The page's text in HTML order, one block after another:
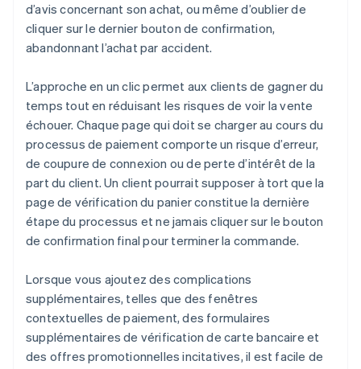
d’avis concernant son achat, ou même d’oublier de
cliquer sur le dernier bouton de confirmation,
abandonnant l’achat par accident.
L’approche en un clic permet aux clients de gagner du
temps tout en réduisant les risques de voir la vente
échouer. Chaque page qui doit se charger au cours du
processus de paiement comporte un risque d’erreur,
de coupure de connexion ou de perte d’intérêt de la
part du client. Un client pourrait supposer à tort que la
page de vérification du panier constitue la dernière
étape du processus et ne jamais cliquer sur le bouton
de confirmation final pour terminer la commande.
Lorsque vous ajoutez des complications
supplémentaires, telles que des fenêtres
contextuelles de paiement, des formulaires
supplémentaires de vérification de carte bancaire et
des offres promotionnelles incitatives, il est facile de